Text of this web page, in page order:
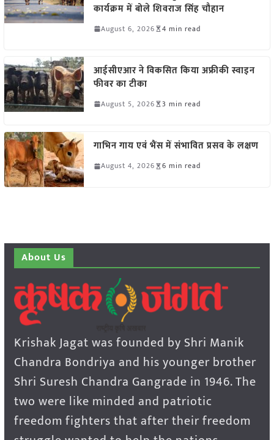
कार्यक्रम में बोले शिवराज सिंह चौहान
August 6, 2026 4 min read
आईसीएआर ने विकसित किया अफ्रीकी स्वाइन
फीवर का टीका
August 5, 2026 3 min read
गाभिन गाय एवं भैंस में संभावित प्रसव के लक्षण
August 4, 2026 6 min read
About Us
Krishak Jagat was founded by Shri Manik
Chandra Bondriya and his younger brother
Shri Suresh Chandra Gangrade in 1946. The
two were like minded and patriotic
freedom fighters that after their freedom